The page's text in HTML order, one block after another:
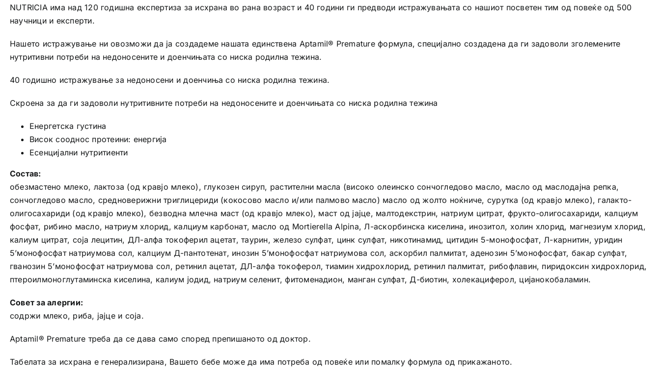
NUTRICIA има над 120 годишна експертиза за исхрана во рана возраст и 40 години ги предводи истражувањата со нашиот посветен тим од повеќе од 500
научници и експерти.
Нашето истражување ни овозможи да ја создадеме нашата единствена Aptamil® Premature формула, специјално создадена да ги задоволи зголемените
нутритивни потреби на недоносените и доенчињата со ниска родилна тежина.
40 годишно истражување за недоносени и доенчиња со ниска родилна тежина.
Скроена за да ги задоволи нутритивните потреби на недоносените и доенчињата со ниска родилна тежина
Енергетска густина
Висок сооднос протеини: енергија
Есенцијални нутритиенти
Состав:
обезмастено млеко, лактоза (од кравјо млеко), глукозен сируп, растителни масла (високо олеинско сончогледово масло, масло од маслодајна репка,
сончогледово масло, средноверижни триглицериди (кокосово масло и/или палмово масло) масло од жолто ноќниче, сурутка (од кравјо млеко), галакто-
олигосахариди (од кравјо млеко), безводна млечна маст (од кравјо млеко), маст од јајце, малтодекстрин, натриум цитрат, фрукто-олигосахариди, калциум
фосфат, рибино масло, натриум хлорид, калциум карбонат, масло од Mortierella Alpina, Л-аскорбинска киселина, инозитол, холин хлорид, магнезиум хлорид,
калиум цитрат, соја лецитин, ДЛ-алфа токоферил ацетат, таурин, железо сулфат, цинк сулфат, никотинамид, цитидин 5-монофосфат, Л-карнитин, уридин
5’монофосфат натриумова сол, калциум Д-пантотенат, инозин 5’монофосфат натриумова сол, аскорбил палмитат, аденозин 5’монофосфат, бакар сулфат,
гванозин 5’монофосфат натриумова сол, ретинил ацетат, ДЛ-алфа токоферол, тиамин хидрохлорид, ретинил палмитат, рибофлавин, пиридоксин хидрохлорид,
птероилмоноглутаминска киселина, калиум јодид, натриум селенит, фитоменадион, манган сулфат, Д-биотин, холекациферол, цијанокобаламин.
Совет за алергии:
содржи млеко, риба, јајце и соја.
Aptamil® Premature треба да се дава само според препишаното од доктор.
Табелата за исхрана е генерализирана, Вашето бебе може да има потреба од повеќе или помалку формула од прикажаното.